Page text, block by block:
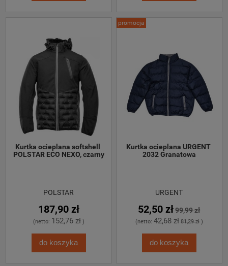
Kurtka ocieplana softshell
POLSTAR ECO NEXO, czarny
POLSTAR
187,90 zł
(netto: 152,76 zł)
do koszyka
Kurtka ocieplana URGENT
2032 Granatowa
URGENT
52,50 zł 99,99 zł
(netto: 42,68 zł 81,29 zł)
do koszyka
promocja